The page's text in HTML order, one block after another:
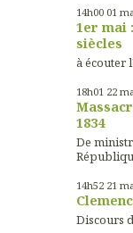
14h00 01
1er mai
siècles
à écouter
18h01 22
1834
De
14h52 21
Discours